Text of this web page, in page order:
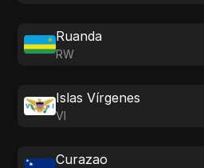
Ruanda
RW
Islas Vírgenes
VI
Curazao